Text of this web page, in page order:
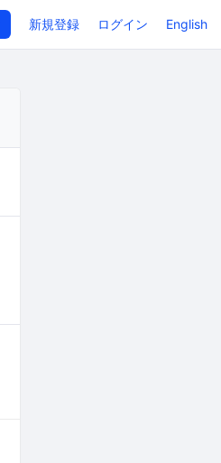
新規登録 ログイン English